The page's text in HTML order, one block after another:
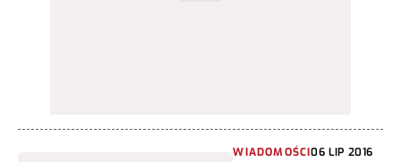
WIADOMOŚCI06 LIP 2016